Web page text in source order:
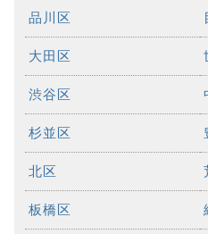
品川区
大田区
渋谷区
杉並区
北区
板橋区